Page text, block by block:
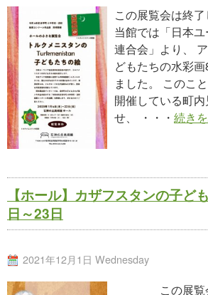
この展覧会は終了
当館では「日本
連合会」より、
どもたちの水彩
ました。 このこ
開催している町
せ、 ・・・ 続き
【ホール】カザフスタンの子
日～23日
2021年12月1日 Wednesday
この展覧会